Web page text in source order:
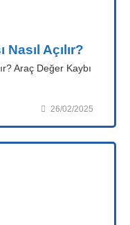
Açılır?
Araç Değer Kaybı
26/02/2025